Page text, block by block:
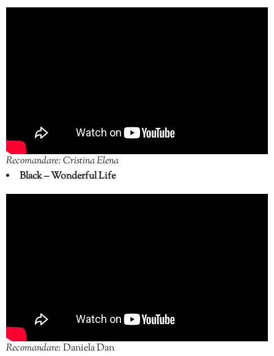
Recomandare: Cristina Elena
Black – Wonderful Life
Recomandare:Daniela Dan